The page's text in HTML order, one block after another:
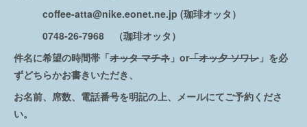
coffee-atta@nike.eonet.ne.jp (珈琲オッタ）
0748-26-7968 （珈琲オッタ）
件名に希望の時間帯「オッタ マチネ 」or「オッ夕 ソワレ 」を必
ずどちらかお書きいただき、
お名前、席数、電話番号を明記の上、メールにてご予約くださ
い。